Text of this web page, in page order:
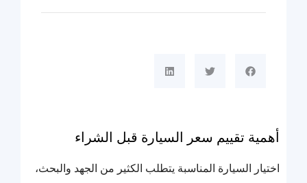
أهمية تقييم سعر السيارة قبل الشراء
اختيار السيارة المناسبة يتطلب الكثير من الجهد والبحث،